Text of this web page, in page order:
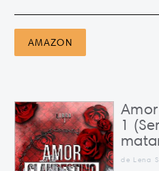
AMAZON
1
de Lena